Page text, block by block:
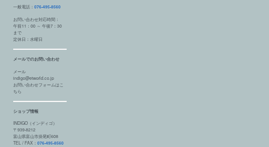
一般電話：076-495-8560
お問い合わせ対応時間：
午前11：00 ～ 午後7：30
まで
定休日：水曜日
メールでのお問い合わせ
メール
indigo@etworld.co.jp
お問い合わせフォームはこ
ちら
ショップ情報
INDIGO（インディゴ）
〒939-8212
富山県富山市掛尾町608
TEL / FAX：076-495-8560